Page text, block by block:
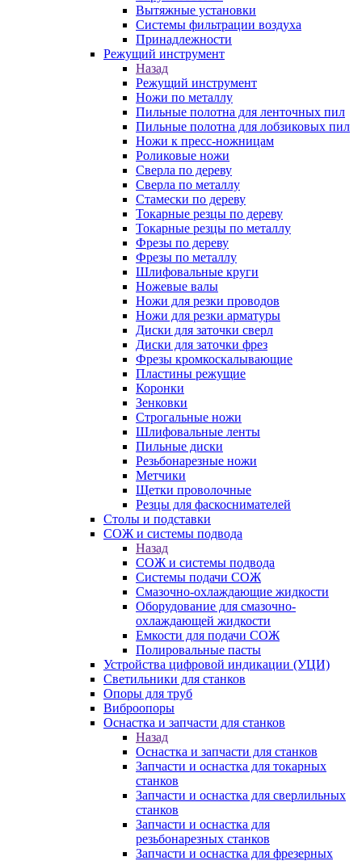
Вытяжные установки
Системы фильтрации воздуха
Принадлежности
Режущий инструмент
Назад
Режущий инструмент
Ножи по металлу
Пильные полотна для ленточных пил
Пильные полотна для лобзиковых пил
Ножи к пресс-ножницам
Роликовые ножи
Сверла по дереву
Сверла по металлу
Стамески по дереву
Токарные резцы по дереву
Токарные резцы по металлу
Фрезы по дереву
Фрезы по металлу
Шлифовальные круги
Ножевые валы
Ножи для резки проводов
Ножи для резки арматуры
Диски для заточки сверл
Диски для заточки фрез
Фрезы кромкоскалывающие
Пластины режущие
Коронки
Зенковки
Строгальные ножи
Шлифовальные ленты
Пильные диски
Резьбонарезные ножи
Метчики
Щетки проволочные
Резцы для фаскоснимателей
Столы и подставки
СОЖ и системы подвода
Назад
СОЖ и системы подвода
Системы подачи СОЖ
Смазочно-охлаждающие жидкости
Оборудование для смазочно-
охлаждающей жидкости
Емкости для подачи СОЖ
Полировальные пасты
Устройства цифровой индикации (УЦИ)
Светильники для станков
Опоры для труб
Виброопоры
Оснастка и запчасти для станков
Назад
Оснастка и запчасти для станков
Запчасти и оснастка для токарных
станков
Запчасти и оснастка для сверлильных
станков
Запчасти и оснастка для
резьбонарезных станков
Запчасти и оснастка для фрезерных